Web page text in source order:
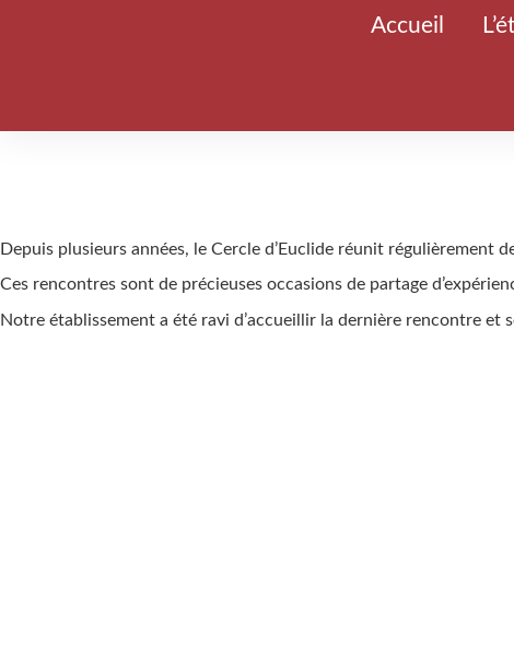
Accueil
Depuis plusieurs années, le Cercle d’Euclide réunit régulièrement
Ces rencontres sont de précieuses occasions de partage
Notre établissement a été ravi d’accueillir la dernière rencontre et